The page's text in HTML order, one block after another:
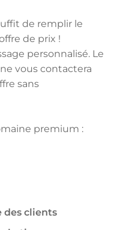
de remplir le
de prix !
personnalisé. Le
vous contactera
sans
premium :
des clients